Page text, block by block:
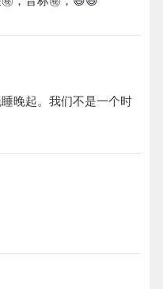
晚起。我们不是一个时